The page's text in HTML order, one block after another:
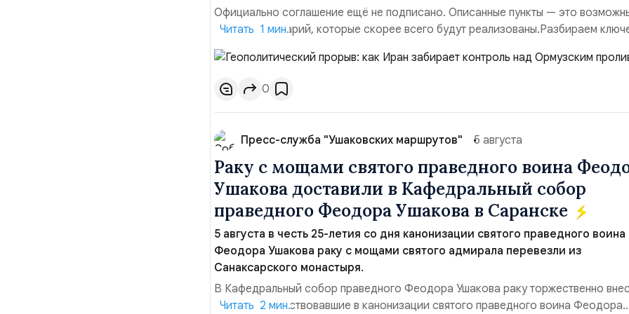
Официально соглашение ещё не подписано. Описанные пункты — это
рабочий сценарий, которые скорее всего будут реализованы.Разбираем
тезисы и последствия этого соглашения:. 1. Новые доли контроля (75 на 25).
Ранее Иран и Оман контролировали пролив на паритетных началах — 50/50.
Новое соглашение закрепляет за Ираном...
Читать 1 мин.
0
Пресс-служба "Ушаковских маршрутов" 5 августа
Раку с мощами святого праведного воина
Ушакова доставили в Кафедральный собор
праведного Феодора Ушакова в Саранске
5 августа в честь 25-летия со дня канонизации святого праведного воина
Феодора Ушакова раку с мощами святого адмирала перевезли из
Санаксарского монастыря.
В Кафедральный собор праведного Феодора Ушакова раку торжественно
адмиралы, участвовавшие в канонизации святого праведного воина Феодора
Читать 2 мин.